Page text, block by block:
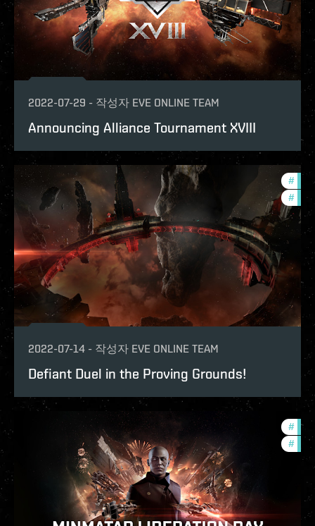
2022-07-29 - 작성자 EVE ONLINE TEAM
Announcing Alliance Tournament XVIII
#
# in-
2022-07-14 - 작성자 EVE ONLINE TEAM
Defiant Duel in the Proving Grounds!
# in-
#